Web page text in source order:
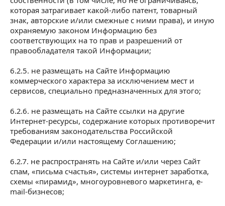
которая затрагивает какой-либо патент, товарный
знак, авторские и/или смежные с ними права), и иную
охраняемую законом Информацию без
соответствующих на то прав и разрешений от
правообладателя такой Информации;
6.2.5. не размещать на Сайте Информацию
коммерческого характера за исключением мест и
сервисов, специально предназначенных для этого;
6.2.6. не размещать на Сайте ссылки на другие
Интернет-ресурсы, содержание которых противоречит
требованиям законодательства Российской
Федерации и/или настоящему Соглашению;
6.2.7. не распространять на Сайте и/или через Сайт
спам, «письма счастья», системы интернет заработка,
схемы «пирамид», многоуровневого маркетинга, e-
mail-бизнесов;